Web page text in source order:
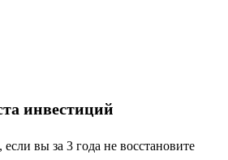
инвестиций
вы за 3 года не восстановите